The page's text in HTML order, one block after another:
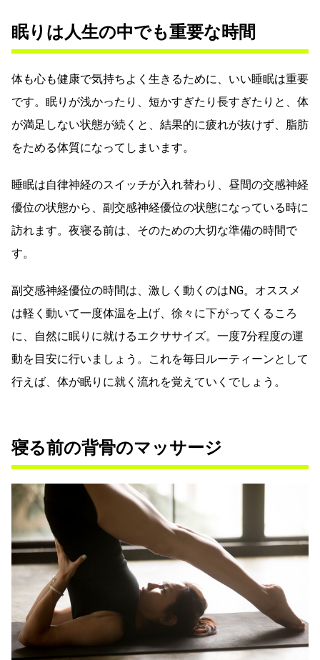
眠りは人生の中でも重要な時間
体も心も健康で気持ちよく生きるために、いい睡眠は重要
です。眠りが浅かったり、短かすぎたり長すぎたりと、体
が満足しない状態が続くと、結果的に疲れが抜けず、脂肪
をためる体質になってしまいます。
睡眠は自律神経のスイッチが入れ替わり、昼間の交感神経
優位の状態から、副交感神経優位の状態になっている時に
訪れます。夜寝る前は、そのための大切な準備の時間で
す。
副交感神経優位の時間は、激しく動くのはNG。オススメ
は軽く動いて一度体温を上げ、徐々に下がってくるころ
に、自然に眠りに就けるエクササイズ。一度7分程度の運
動を目安に行いましょう。これを毎日ルーティーンとして
行えば、体が眠りに就く流れを覚えていくでしょう。
寝る前の背骨のマッサージ